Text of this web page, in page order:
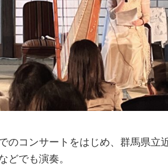
のコンサートをはじめ、群馬県立
どでも演奏。